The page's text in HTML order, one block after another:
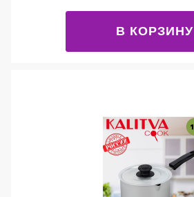
В КОРЗИНУ